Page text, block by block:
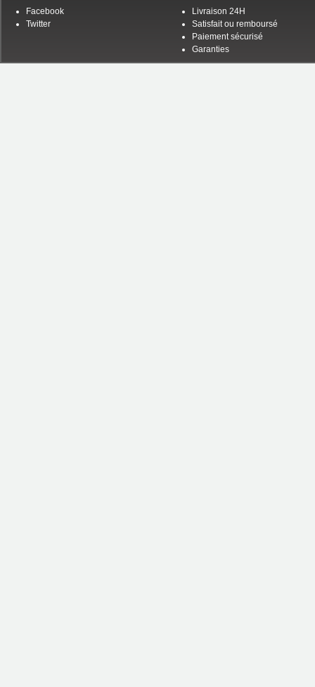
Facebook
Twitter
Livraison 24H
Satisfait ou remboursé
Paiement sécurisé
Garanties